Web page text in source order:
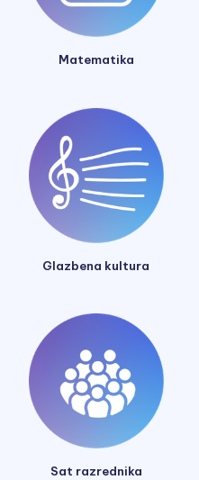
Matematika
Glazbena kultura
Sat razrednika